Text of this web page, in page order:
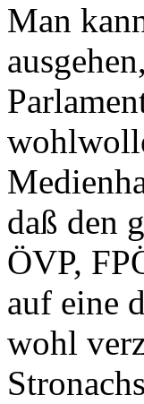
Man
daß den
ÖVP,
auf eine
wohl